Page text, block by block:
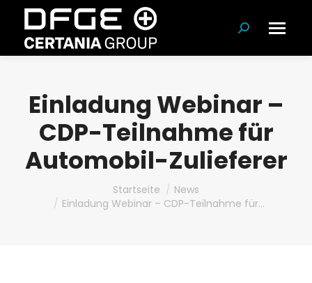
Suchen:
Einladung Webinar –
CDP-Teilnahme für
Automobil-Zulieferer
Startseite
News
Einladung Webinar – CDP-Teilnahme für…